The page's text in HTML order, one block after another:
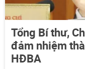
Tổng Bí thư,
đảm nhiệm
HĐBA